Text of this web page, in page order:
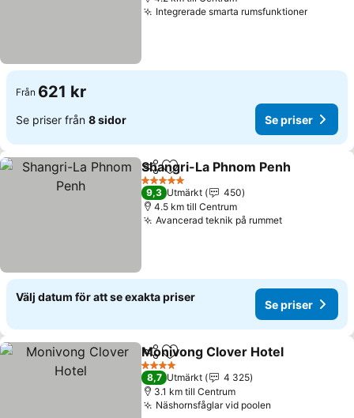
Integrerade smarta rumsfunktionerSe
Från 621 kr
Se priser från 8 sidor Se priser
Dela Lägg till i Mina Favoriter
Shangri-La Phnom Penh
5 Stjärnor
9,3 Utmärkt
450
4.5 km till Centrum
Avancerad teknik på rummetSe priser
Välj datum för att se exakta priser
Se priser
Dela Lägg till i Mina Favoriter
Monivong Clover Hotel
4 Stjärnor
8,7 Utmärkt
4 325
3.1 km till Centrum
Näshornsfåglar vid poolen